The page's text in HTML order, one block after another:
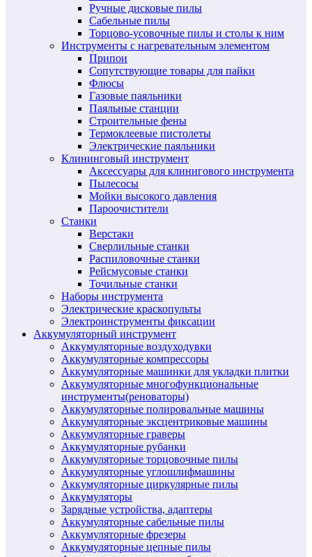
Ручные дисковые пилы
Сабельные пилы
Торцово-усовочные пилы и столы к ним
Инструменты с нагревательным элементом
Припои
Сопутствующие товары для пайки
Флюсы
Газовые паяльники
Паяльные станции
Строительные фены
Термоклеевые пистолеты
Электрические паяльники
Клининговый инструмент
Аксессуары для клинигового инструмента
Пылесосы
Мойки высокого давления
Пароочистители
Станки
Верстаки
Сверлильные станки
Распиловочные станки
Рейсмусовые станки
Точильные станки
Наборы инструмента
Электрические краскопульты
Электроинструменты фиксации
Аккумуляторный инструмент
Аккумуляторные воздуходувки
Аккумуляторные компрессоры
Аккумуляторные машинки для укладки плитки
Аккумуляторные многофункциональные
инструменты(реноваторы)
Аккумуляторные полировальные машины
Аккумуляторные эксцентриковые машины
Аккумуляторные граверы
Аккумуляторные рубанки
Аккумуляторные торцовочные пилы
Аккумуляторные углошлифмашины
Аккумуляторные циркулярные пилы
Аккумуляторы
Зарядные устройства, адаптеры
Аккумуляторные сабельные пилы
Аккумуляторные фрезеры
Аккумуляторные цепные пилы